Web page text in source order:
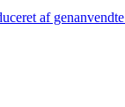
af